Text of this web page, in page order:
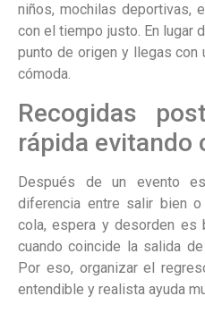
niños, mochilas deportivas,
con el tiempo justo. En lugar
punto de origen y llegas con
cómoda.
Recogidas
rápida evitando
Después de un evento
diferencia entre salir bien
cola, espera y desorden es
cuando coincide la salida
Por eso, organizar el
entendible y realista ayuda